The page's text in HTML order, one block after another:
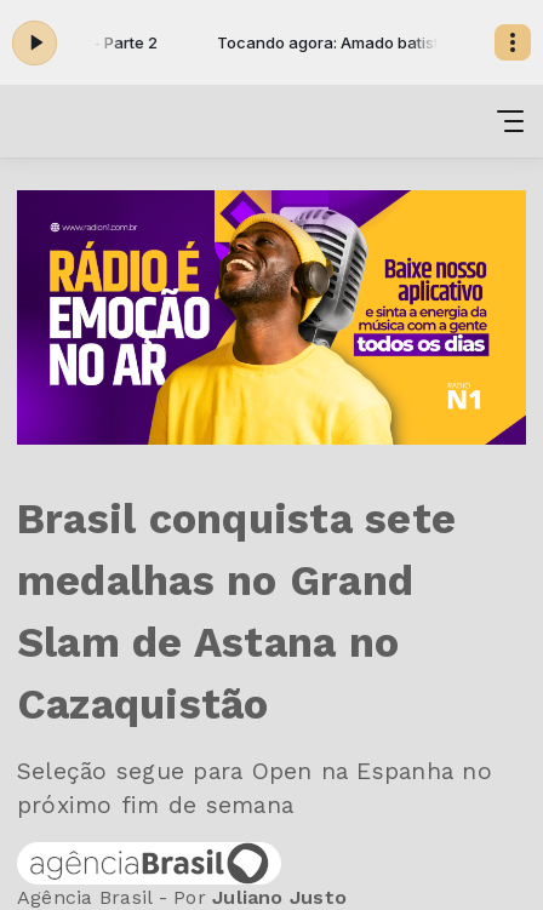
batista - Parte 2 Tocando agora: Amado batista - Parte 2
Brasil conquista sete
medalhas no Grand
Slam de Astana no
Cazaquistão
Seleção segue para Open na Espanha no
próximo fim de semana
Agência Brasil - PorJuliano Justo